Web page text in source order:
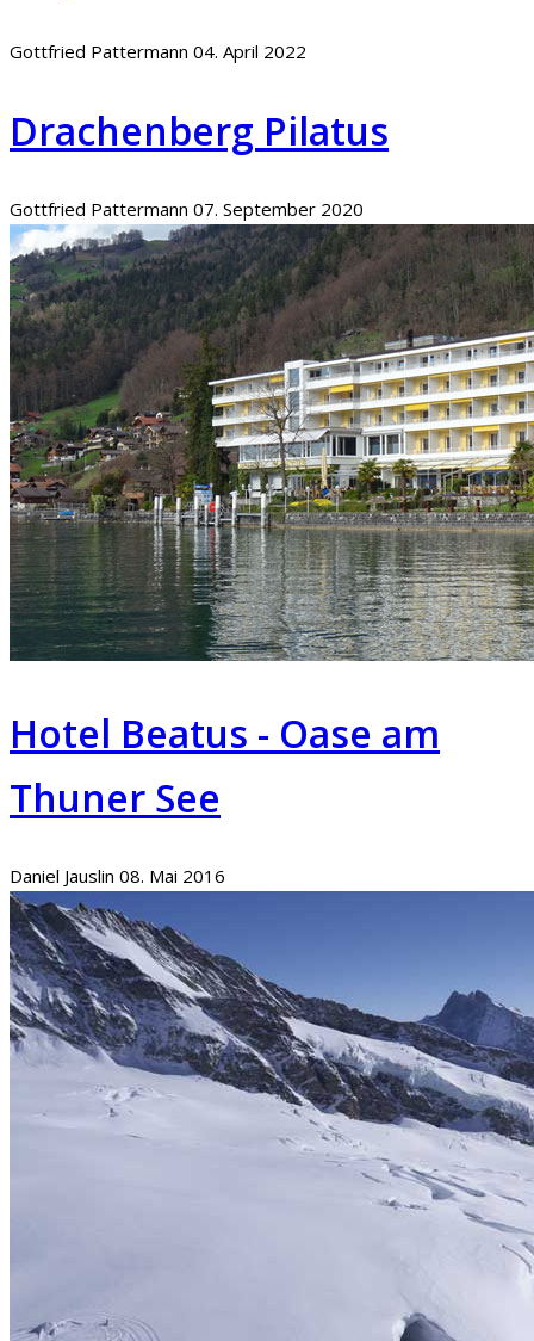
Gottfried Pattermann 04. April 2022
Drachenberg Pilatus
Gottfried Pattermann 07. September 2020
Hotel Beatus - Oase am
Thuner See
Daniel Jauslin 08. Mai 2016